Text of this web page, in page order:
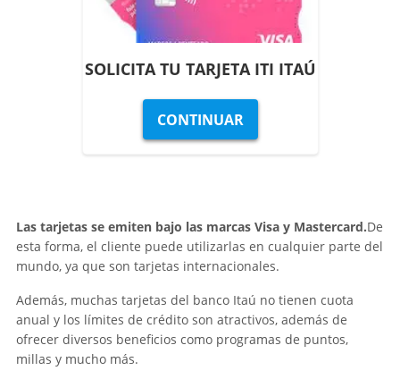
SOLICITA TU TARJETA ITI ITAÚ
CONTINUAR
Las tarjetas se emiten bajo las marcas Visa y Mastercard.De
esta forma, el cliente puede utilizarlas en cualquier parte del
mundo, ya que son tarjetas internacionales.
Además, muchas tarjetas del banco Itaú no tienen cuota
anual y los límites de crédito son atractivos, además de
ofrecer diversos beneficios como programas de puntos,
millas y mucho más.